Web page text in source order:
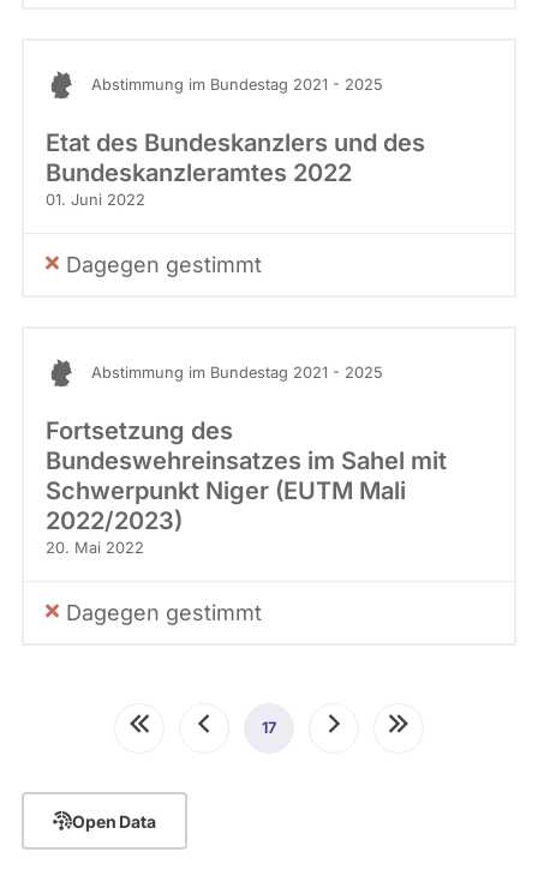
Abstimmung im Bundestag 2021 - 2025
Etat des Bundeskanzlers und des
Bundeskanzleramtes 2022
01. Juni 2022
Dagegen gestimmt
Abstimmung im Bundestag 2021 - 2025
Fortsetzung des
Bundeswehreinsatzes im Sahel mit
Schwerpunkt Niger (EUTM Mali
2022/2023)
20. Mai 2022
Dagegen gestimmt
Seitennummerierung
Erste VorherigeAktuelle
17 NächsteLetzte
Open Data